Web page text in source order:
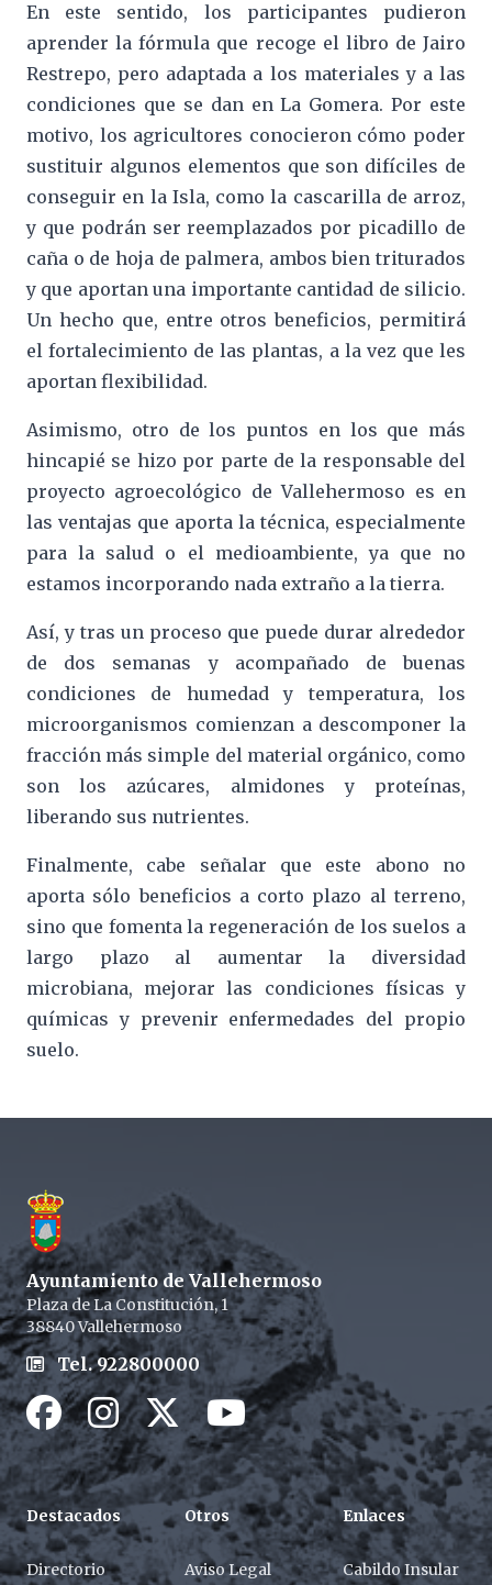
En este sentido, los participantes pudieron
aprender la fórmula que recoge el libro de Jairo
Restrepo, pero adaptada a los materiales y a las
condiciones que se dan en La Gomera. Por este
motivo, los agricultores conocieron cómo poder
sustituir algunos elementos que son difíciles de
conseguir en la Isla, como la cascarilla de arroz,
y que podrán ser reemplazados por picadillo de
caña o de hoja de palmera, ambos bien triturados
y que aportan una importante cantidad de silicio.
Un hecho que, entre otros beneficios, permitirá
el fortalecimiento de las plantas, a la vez que les
aportan flexibilidad.
Asimismo, otro de los puntos en los que más
hincapié se hizo por parte de la responsable del
proyecto agroecológico de Vallehermoso es en
las ventajas que aporta la técnica, especialmente
para la salud o el medioambiente, ya que no
estamos incorporando nada extraño a la tierra.
Así, y tras un proceso que puede durar alrededor
de dos semanas y acompañado de buenas
condiciones de humedad y temperatura, los
microorganismos comienzan a descomponer la
fracción más simple del material orgánico, como
son los azúcares, almidones y proteínas,
liberando sus nutrientes.
Finalmente, cabe señalar que este abono no
aporta sólo beneficios a corto plazo al terreno,
sino que fomenta la regeneración de los suelos a
largo plazo al aumentar la diversidad
microbiana, mejorar las condiciones físicas y
químicas y prevenir enfermedades del propio
suelo.
Ayuntamiento de Vallehermoso
Plaza de La Constitución, 1
38840 Vallehermoso
Tel. 922800000
FacebookInstagramTwitter / XYoutube / X
Destacados
Directorio
Otros
Aviso Legal
Enlaces
Cabildo Insular